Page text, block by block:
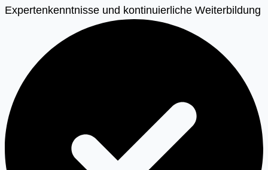
Expertenkenntnisse und kontinuierliche Weiterbildung